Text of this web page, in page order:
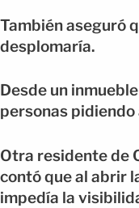
También aseguró
desplomaría.
Desde un
personas
Otra residente de
contó que al abrir
impedía la